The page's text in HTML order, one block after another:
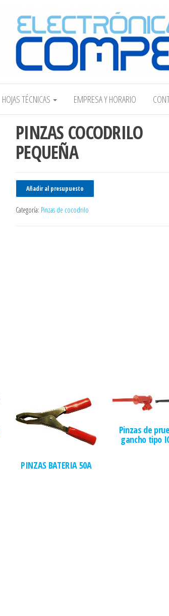
Electrónica COMPEL
HOJAS TÉCNICAS EMPRESA Y HORARIO
PINZAS COCODRILO
PEQUEÑA
Añadir al presupuesto
Categoría: Pinzas de cocodrilo
PINZAS BATERIA 50A
Pinzas de
gancho tipo